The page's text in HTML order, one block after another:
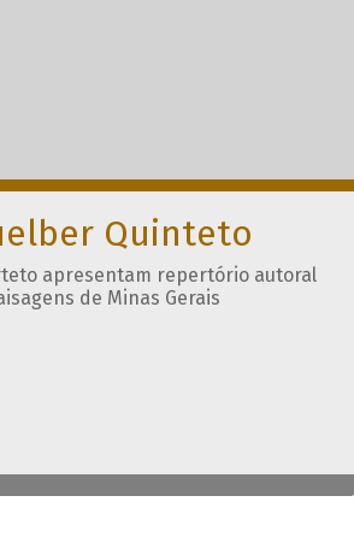
Quinteto
apresentam repertório autoral
de Minas Gerais